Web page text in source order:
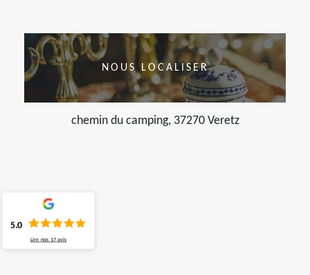
NOUS LOCALISER
chemin du camping, 37270 Veretz
5.0
Lire nos 17 avis